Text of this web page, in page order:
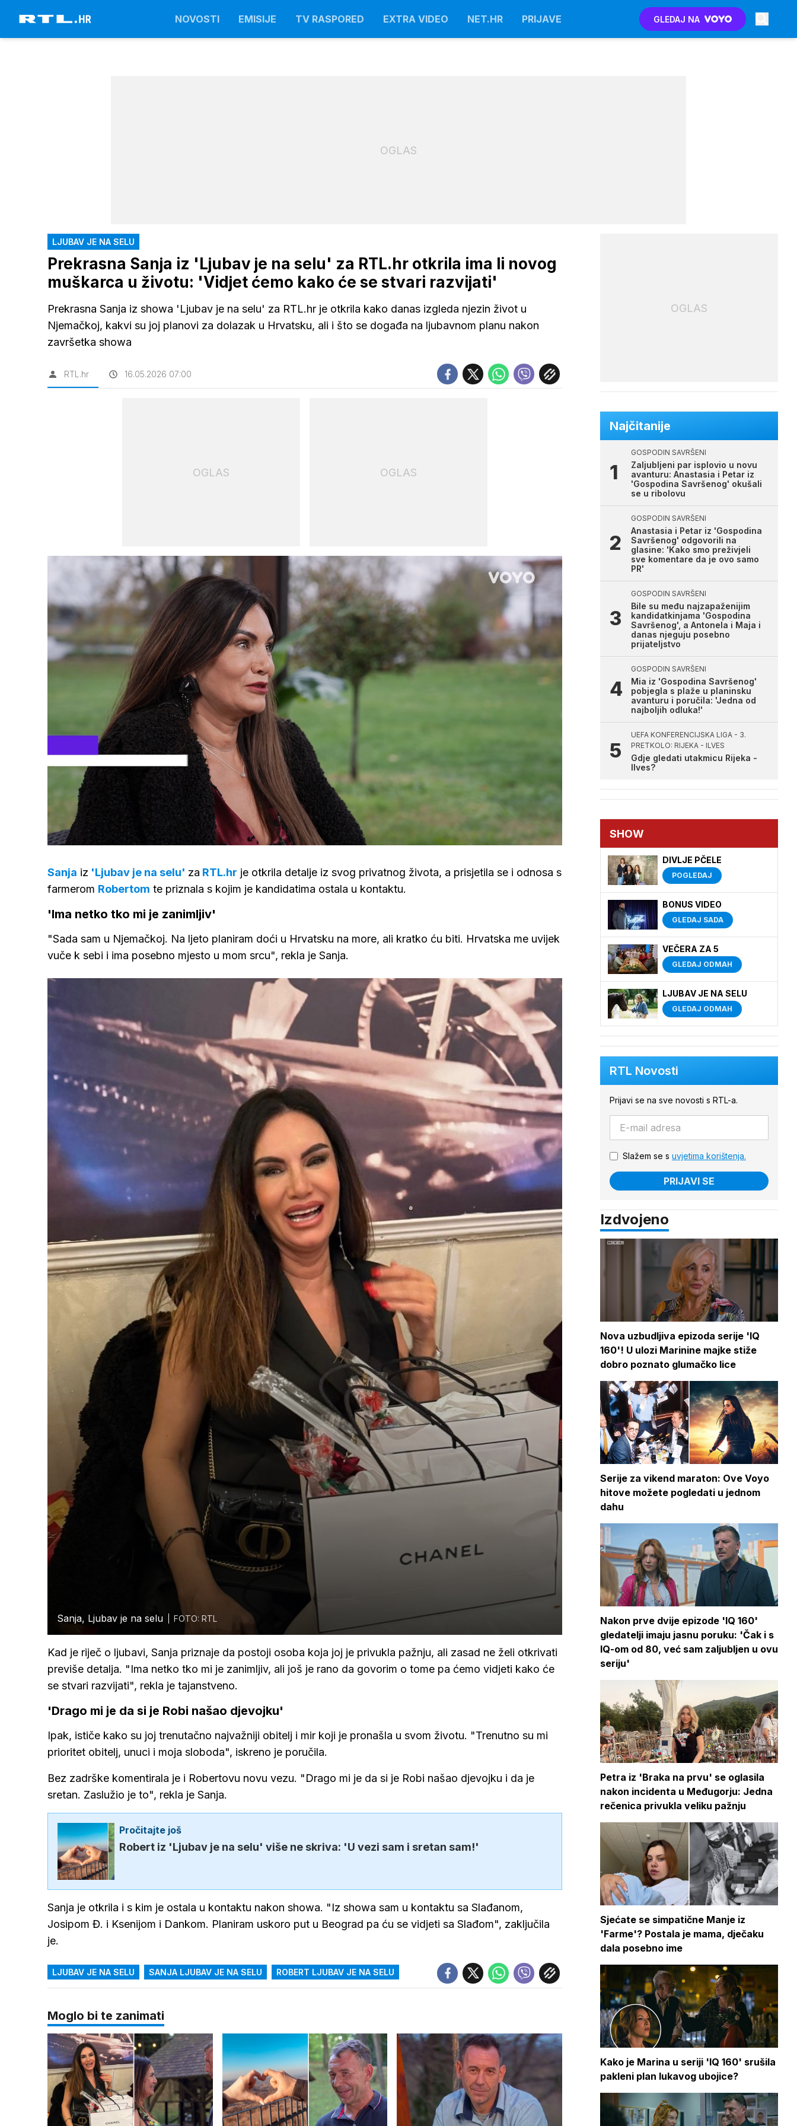
NOVOSTI EMISIJE TV RASPORED EXTRA VIDEO NET.HR PRIJAVE GLEDAJ NA
OGLAS
LJUBAV JE NA SELU
Prekrasna Sanja iz 'Ljubav je na selu' za RTL.hr otkrila ima li novog
muškarca u životu: 'Vidjet ćemo kako će se stvari razvijati'
Prekrasna Sanja iz showa 'Ljubav je na selu' za RTL.hr je otkrila kako danas izgleda njezin život u
Njemačkoj, kakvi su joj planovi za dolazak u Hrvatsku, ali i što se događa na ljubavnom planu nakon
završetka showa
RTL.hr 16.05.2026 07:00
OGLAS OGLAS
zvuk
Loaded
21.22%
Sanja iz 'Ljubav je na selu' za RTL.hr je otkrila detalje iz svog privatnog života, a prisjetila se i odnosa s
farmerom Robertom te priznala s kojim je kandidatima ostala u kontaktu.
'Ima netko tko mi je zanimljiv'
"Sada sam u Njemačkoj. Na ljeto planiram doći u Hrvatsku na more, ali kratko ću biti. Hrvatska me uvijek
vuče k sebi i ima posebno mjesto u mom srcu", rekla je Sanja.
Sanja, Ljubav je na selu FOTO: RTL
Kad je riječ o ljubavi, Sanja priznaje da postoji osoba koja joj je privukla pažnju, ali zasad ne želi otkrivati
previše detalja. "Ima netko tko mi je zanimljiv, ali još je rano da govorim o tome pa ćemo vidjeti kako će
se stvari razvijati", rekla je tajanstveno.
'Drago mi je da si je Robi našao djevojku'
Ipak, ističe kako su joj trenutačno najvažniji obitelj i mir koji je pronašla u svom životu. "Trenutno su mi
prioritet obitelj, unuci i moja sloboda", iskreno je poručila.
Bez zadrške komentirala je i Robertovu novu vezu. "Drago mi je da si je Robi našao djevojku i da je
sretan. Zaslužio je to", rekla je Sanja.
Pročitajte još
Robert iz 'Ljubav je na selu' više ne skriva: 'U vezi sam i sretan sam!'
Sanja je otkrila i s kim je ostala u kontaktu nakon showa. "Iz showa sam u kontaktu sa Slađanom,
Josipom Đ. i Ksenijom i Dankom. Planiram uskoro put u Beograd pa ću se vidjeti sa Slađom", zaključila
je.
LJUBAV JE NA SELU SANJA LJUBAV JE NA SELU ROBERT LJUBAV JE NA SELU
Moglo bi te zanimati
OGLAS
Najčitanije
GOSPODIN SAVRŠENI
Zaljubljeni par isplovio u novu
avanturu: Anastasia i Petar iz
'Gospodina Savršenog' okušali
se u ribolovu
GOSPODIN SAVRŠENI
Anastasia i Petar iz 'Gospodina
Savršenog' odgovorili na
glasine: 'Kako smo preživjeli
sve komentare da je ovo samo
PR'
GOSPODIN SAVRŠENI
Bile su među najzapaženijim
kandidatkinjama 'Gospodina
Savršenog', a Antonela i Maja i
danas njeguju posebno
prijateljstvo
GOSPODIN SAVRŠENI
Mia iz 'Gospodina Savršenog'
pobjegla s plaže u planinsku
avanturu i poručila: 'Jedna od
najboljih odluka!'
UEFA KONFERENCIJSKA LIGA - 3.
PRETKOLO: RIJEKA - ILVES
Gdje gledati utakmicu Rijeka -
Ilves?
SHOW
DIVLJE PČELE
POGLEDAJ
BONUS VIDEO
GLEDAJ SADA
VEČERA ZA 5
GLEDAJ ODMAH
LJUBAV JE NA SELU
GLEDAJ ODMAH
RTL Novosti
Prijavi se na sve novosti s RTL-a.
Slažem se s uvjetima korištenja.
PRIJAVI SE
Izdvojeno
Nova uzbudljiva epizoda serije 'IQ
160'! U ulozi Marinine majke stiže
dobro poznato glumačko lice
Serije za vikend maraton: Ove Voyo
hitove možete pogledati u jednom
dahu
Nakon prve dvije epizode 'IQ 160'
gledatelji imaju jasnu poruku: 'Čak i s
IQ-om od 80, već sam zaljubljen u ovu
seriju'
Petra iz 'Braka na prvu' se oglasila
nakon incidenta u Međugorju: Jedna
rečenica privukla veliku pažnju
Sjećate se simpatične Manje iz
'Farme'? Postala je mama, dječaku
dala posebno ime
Kako je Marina u seriji 'IQ 160' srušila
pakleni plan lukavog ubojice?